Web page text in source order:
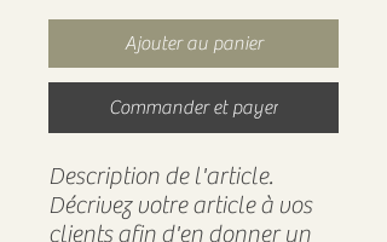
Ajouter au panier
Commander et payer
Description de l'article.
Décrivez votre article à vos
clients afin d'en donner un